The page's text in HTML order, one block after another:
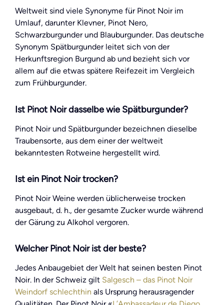
Weltweit sind viele Synonyme für Pinot Noir im
Umlauf, darunter Klevner, Pinot Nero,
Schwarzburgunder und Blauburgunder. Das deutsche
Synonym Spätburgunder leitet sich von der
Herkunftsregion Burgund ab und bezieht sich vor
allem auf die etwas spätere Reifezeit im Vergleich
zum Frühburgunder.
Ist Pinot Noir dasselbe wie Spätburgunder?
Pinot Noir und Spätburgunder bezeichnen dieselbe
Traubensorte, aus dem einer der weltweit
bekanntesten Rotweine hergestellt wird.
Ist ein Pinot Noir trocken?
Pinot Noir Weine werden üblicherweise trocken
ausgebaut, d. h., der gesamte Zucker wurde während
der Gärung zu Alkohol vergoren.
Welcher Pinot Noir ist der beste?
Jedes Anbaugebiet der Welt hat seinen besten Pinot
Noir. In der Schweiz gilt Salgesch – das Pinot Noir
Weindorf schlechthin als Ursprung herausragender